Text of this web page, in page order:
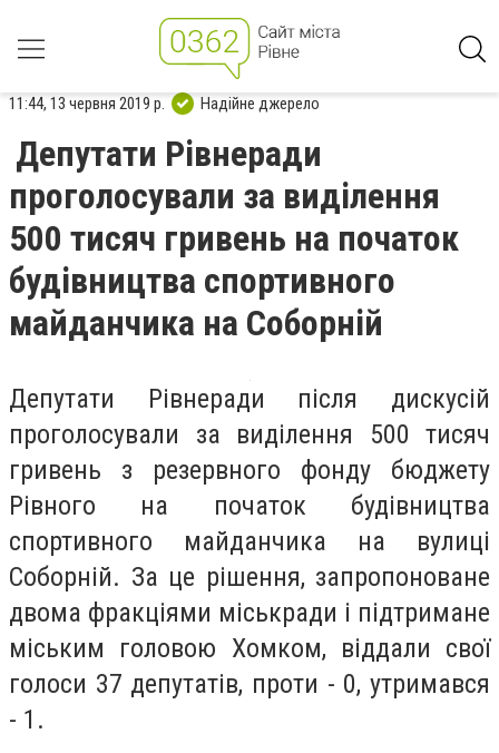
11:44, 13 червня 2019 р. Надійне джерело
Депутати Рівнеради
проголосували за виділення
500 тисяч гривень на початок
будівництва спортивного
майданчика на Соборній
Депутати Рівнеради після дискусій
проголосували за виділення 500 тисяч
гривень з резервного фонду бюджету
Рівного на початок будівництва
спортивного майданчика на вулиці
Соборній. За це рішення, запропоноване
двома фракціями міськради і підтримане
міським головою Хомком, віддали свої
голоси 37 депутатів, проти - 0, утримався
- 1.